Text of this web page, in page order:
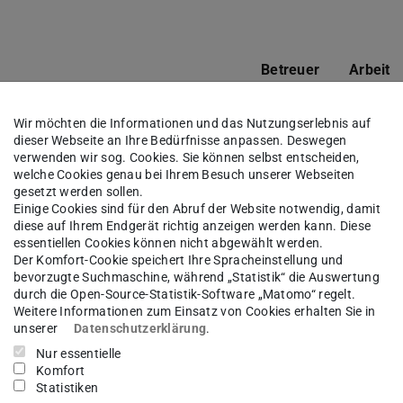
Betreuer Arbeit
der ABA Buriej in
zur Optimierung der
Schwarz
aus der
Barkmann
Abwasser- und
humiden Gebieten
Justus
Behnisch
feinblasiger
Justus
feinblasiger Belüftertypen bei
Wir möchten die Informationen und das Nutzungserlebnis auf
dieser Webseite an Ihre Bedürfnisse anpassen. Deswegen
verwenden wir sog. Cookies. Sie können selbst entscheiden,
welche Cookies genau bei Ihrem Besuch unserer Webseiten
gesetzt werden sollen.
Einige Cookies sind für den Abruf der Website notwendig, damit
diese auf Ihrem Endgerät richtig anzeigen werden kann. Diese
essentiellen Cookies können nicht abgewählt werden.
Der Komfort-Cookie speichert Ihre Spracheinstellung und
bevorzugte Suchmaschine, während „Statistik“ die Auswertung
durch die Open-Source-Statistik-Software „Matomo“ regelt.
Weitere Informationen zum Einsatz von Cookies erhalten Sie in
unserer
Datenschutzerklärung.
Nur essentielle
Komfort
Statistiken